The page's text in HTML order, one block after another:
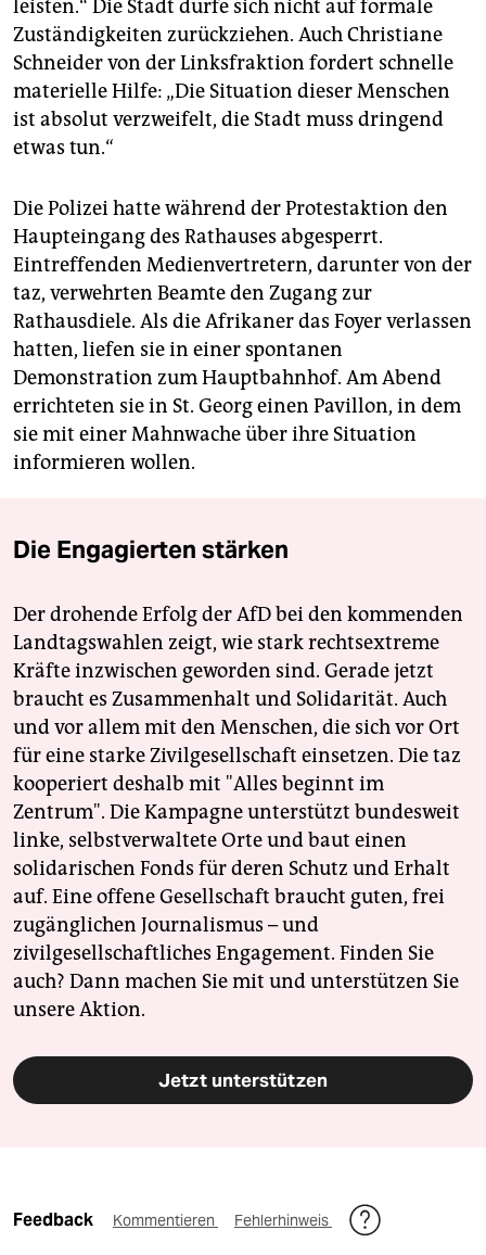
leisten.“ Die Stadt dürfe sich nicht auf formale
Zuständigkeiten zurückziehen. Auch Christiane
Schneider von der Linksfraktion fordert schnelle
materielle Hilfe: „Die Situation dieser Menschen
ist absolut verzweifelt, die Stadt muss dringend
etwas tun.“
Die Polizei hatte während der Protestaktion den
Haupteingang des Rathauses abgesperrt.
Eintreffenden Medienvertretern, darunter von der
taz, verwehrten Beamte den Zugang zur
Rathausdiele. Als die Afrikaner das Foyer verlassen
hatten, liefen sie in einer spontanen
Demonstration zum Hauptbahnhof. Am Abend
errichteten sie in St. Georg einen Pavillon, in dem
sie mit einer Mahnwache über ihre Situation
informieren wollen.
Die Engagierten stärken
Der drohende Erfolg der AfD bei den kommenden
Landtagswahlen zeigt, wie stark rechtsextreme
Kräfte inzwischen geworden sind. Gerade jetzt
braucht es Zusammenhalt und Solidarität. Auch
und vor allem mit den Menschen, die sich vor Ort
für eine starke Zivilgesellschaft einsetzen. Die taz
kooperiert deshalb mit "Alles beginnt im
Zentrum". Die Kampagne unterstützt bundesweit
linke, selbstverwaltete Orte und baut einen
solidarischen Fonds für deren Schutz und Erhalt
auf. Eine offene Gesellschaft braucht guten, frei
zugänglichen Journalismus – und
zivilgesellschaftliches Engagement. Finden Sie
auch? Dann machen Sie mit und unterstützen Sie
unsere Aktion.
Jetzt unterstützen
Feedback Kommentieren Fehlerhinweis